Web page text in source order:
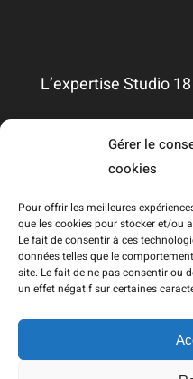
Gérer le
cookies
Pour offrir les meilleures
que les cookies pour stocker et/ou
Le fait de consentir à ces
données telles que le
site. Le fait de ne pas consentir ou
un effet négatif sur certaines
L’expertise Studio 18
Qui sommes-nous ?
Nous contacter
Mentions légales
RGPD